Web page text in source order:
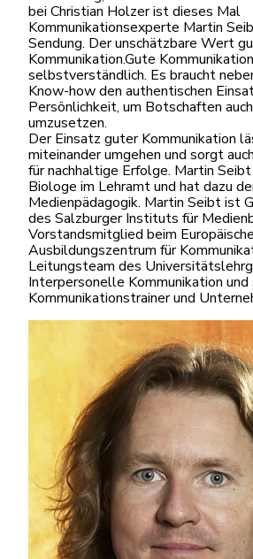
bei Christian Holzer ist dieses Mal
Kommunikationsexperte Martin
Sendung. Der unschätzbare Wert
Kommunikation.Gute
selbstverständlich. Es braucht
Know-how den authentischen
Persönlichkeit, um Botschaften
umzusetzen.
Der Einsatz guter Kommunikation
miteinander umgehen und sorgt
für nachhaltige Erfolge. Martin
Biologe im Lehramt und hat dazu
Medienpädagogik. Martin Seibt ist
des Salzburger Instituts für
Vorstandsmitglied beim
Ausbildungszentrum für
Leitungsteam des
Interpersonelle Kommunikation
Kommunikationstrainer und